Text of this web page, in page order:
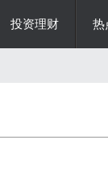
投资理财 热